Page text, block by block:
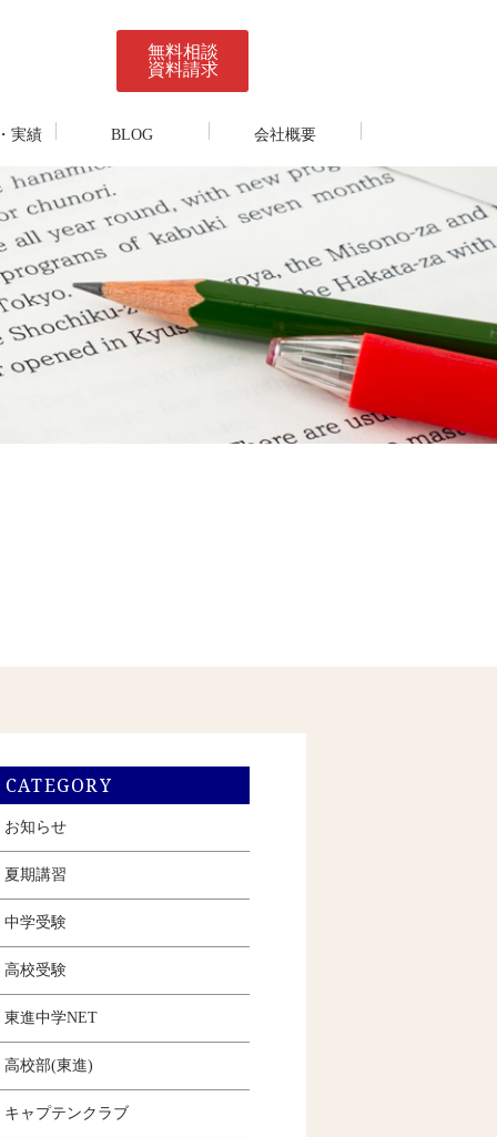
無料相談
資料請求
実績 BLOG 会社概要
CATEGORY
お知らせ
夏期講習
中学受験
高校受験
東進中学NET
高校部(東進)
キャプテンクラブ